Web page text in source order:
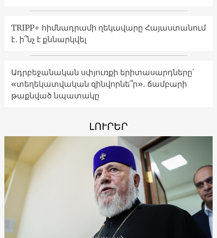
TRIPP+ հիմնադրամի ղեկավարը Հայաստանում
է․ ի՞նչ է քննարկվել
Ադրբեջանական սփյուռքի երիտասարդները՝
«տեղեկատվական զինվորնե՞ր»․ ճամբարի
թաքնված նպատակը
ԼՈՒՐԵՐ